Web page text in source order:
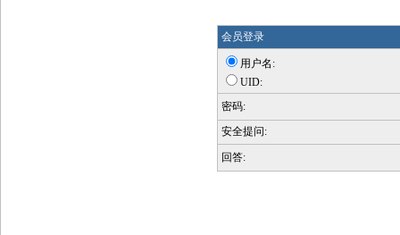
会员登录
用户名:
UID:
密码:
安全提问:
回答: